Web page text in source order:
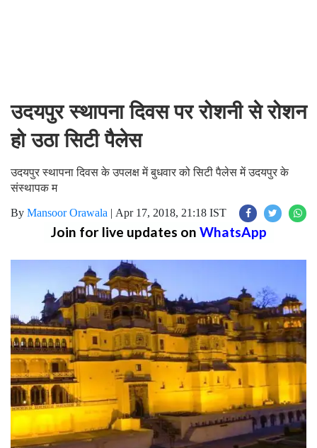
उदयपुर स्थापना दिवस पर रोशनी से रोशन
हो उठा सिटी पैलेस
उदयपुर स्थापना दिवस के उपलक्ष में बुधवार को सिटी पैलेस में उदयपुर के
संस्थापक म
By Mansoor Orawala | Apr 17, 2018, 21:18 IST
Join for live updates on WhatsApp